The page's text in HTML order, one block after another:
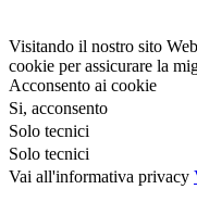
Visitando il nostro sito
cookie per assicurare la
Acconsento ai cookie
Si, acconsento
Solo tecnici
Solo tecnici
Vai all'informativa privacy